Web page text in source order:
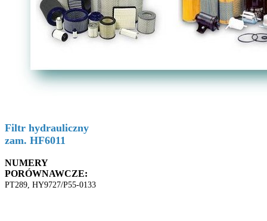
Filtr hydrauliczny
zam. HF6011
NUMERY
PORÓWNAWCZE:
PT289, HY9727/P55-0133